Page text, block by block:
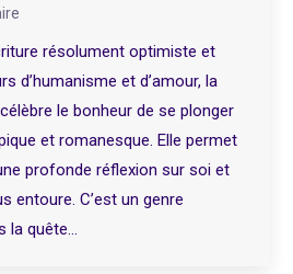
résolument optimiste et
d’humanisme et d’amour, la
le bonheur de se plonger
et romanesque. Elle permet
profonde réflexion sur soi et
entoure. C’est un genre
la quête…